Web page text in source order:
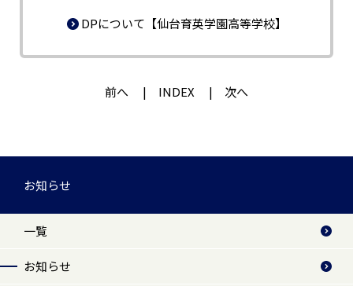
DPについて【仙台育英学園高等学校】
前へ INDEX 次へ
お知らせ
一覧
お知らせ